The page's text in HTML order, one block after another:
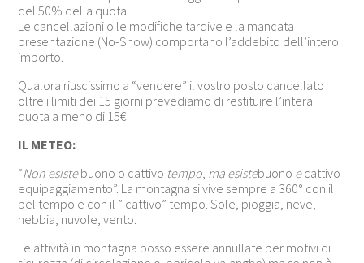
del 50% della quota.
Le cancellazioni o le modifiche tardive e la mancata
presentazione (No-Show) comportano l’addebito dell’intero
importo.
Qualora riuscissimo a “vendere” il vostro posto cancellato
oltre i limiti dei 15 giorni prevediamo di restituire l’intera
quota a meno di 15€
IL METEO:
“Non esistebuono o cattivo tempo, ma esistebuono ecattivo
equipaggiamento”. La montagna si vive sempre a 360° con il
bel tempo e con il ” cattivo” tempo. Sole, pioggia, neve,
nebbia, nuvole, vento.
Le attività in montagna posso essere annullate per motivi di